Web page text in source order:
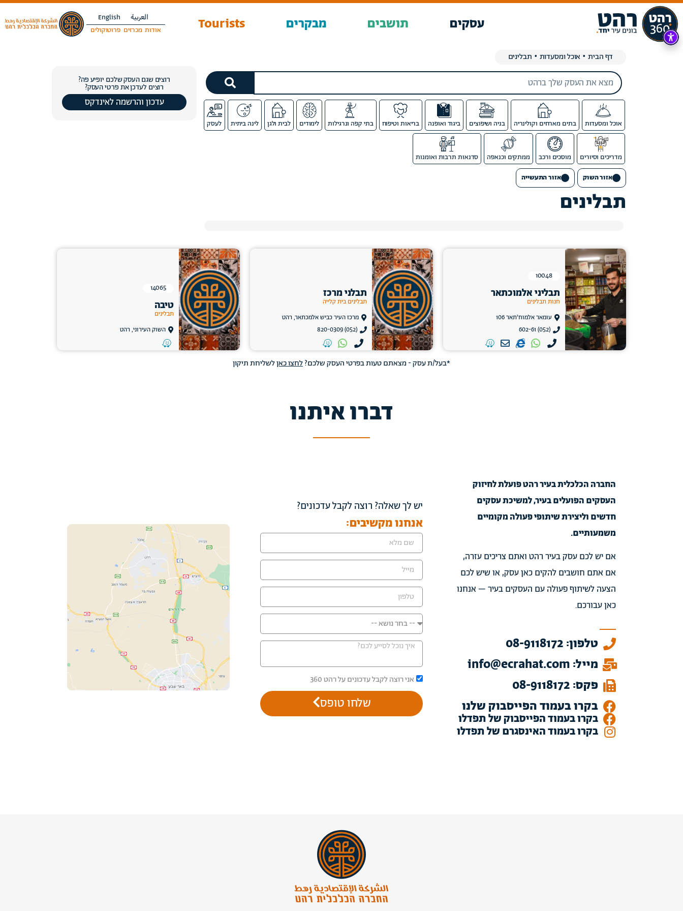
עסקים תושבים מבקרים Tourists العربية
English
אודות מכרזים פרוטוקולים
דף הבית• אוכל ומסעדות • תבלינים
אוכל ומסעדות בתים מארחים וקולינריה בניה ושיפוצים ביגוד ואופנה בריאות וטיפוח בתי קפה ונרגילות לימודים לבית ולגן לינה ביתית לעסק
מדריכים וסיורים מוסכים ורכב ממתקים וכנאפה סדנאות תרבות ואומנות
אזור השוק אזור התעשייה
תבלינים
רוצים שגם העסק שלכם יופיע פה?
רוצים לעדכן את פרטי העסק?
עדכון והרשמה לאינדקס
10048
תבליני אלמוכתאר
חנות תבלינים
עומאר אלמוח'תאר 106
(052) 602-61
תבלני מרכז
תבלינים בית קלייה
מרכז העיר כביש אלמכתאר, רהט
(052) 820-0309
14065
טיבה
תבלינים
השוק העירוני, רהט
*בעל/ת עסק - מצאתם טעות בפרטי העסק שלכם?לחצו כאןלשליחת תיקון
דברו איתנו
החברה הכלכלית בעיר רהט פועלת לחיזוק
העסקים הפועלים בעיר, למשיכת עסקים
חדשים וליצירת שיתופי פעולה מקומיים
משמעותיים.
אם יש לכם עסק בעיר רהט ואתם צריכים עזרה,
אם אתם חושבים להקים כאן עסק, או שיש לכם
הצעה לשיתוף פעולה עם העסקים בעיר – אנחנו
כאן עבורכם.
טלפון: 08-9118172
מייל: info@ecrahat.com
פקס: 08-9118172
בקרו בעמוד הפייסבוק שלנו
בקרו בעמוד הפייסבוק של תפדלו
בקרו בעמוד האינסגרם של תפדלו
יש לך שאלה? רוצה לקבל עדכונים?
אנחנו מקשיבים:
אני רוצה לקבל עדכונים על רהט 360
שלחו טופס